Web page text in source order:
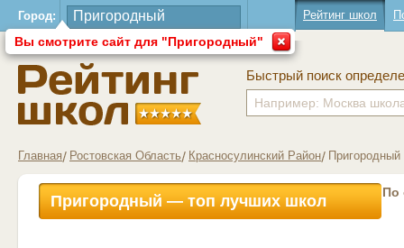
Город:
Вы смотрите сайт для "Пригородный"
Рейтинг школ
Быстрый поиск
Главная Ростовская Область Красносулинский Район
Пригородный — топ лучших школ По